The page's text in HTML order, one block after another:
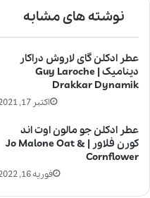
نوشته های مشابه
عطر ادکلن گای لاروش دراکار
دینامیک | Guy Laroche
Drakkar Dynamik
اکتبر 17, 2021
عطر ادکلن جو مالون اوت اند
کورن فلاور | Jo Malone Oat &
Cornflower
فوریه 16, 2022